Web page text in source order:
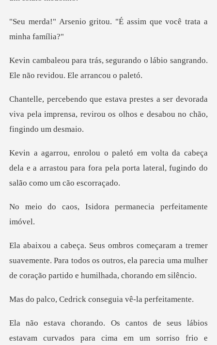
itou. "É assim que você
rando o lábio sangrando.
Ele nã
er devorada
viva pela imprensa, revirou os o
abeça
dela e a arrastou para fora pela porta la
idora permanecia pe
uavemente. Para todos os outros, ela parecia uma mulhe
rick conseguia vê
e seus lábios
estavam curvados para